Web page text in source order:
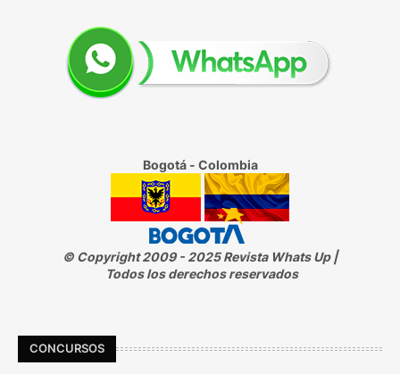
Bogotá - Colombia
© Copyright 2009 - 2025 Revista Whats Up |
Todos los derechos reservados
CONCURSOS